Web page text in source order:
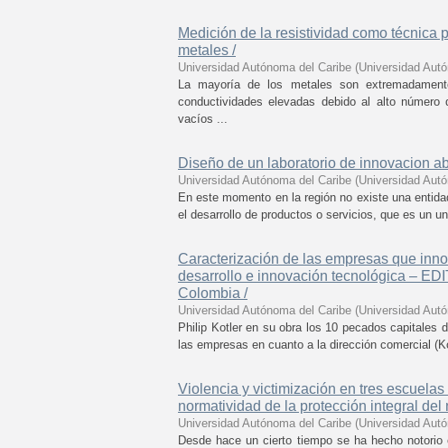
Medición de la resistividad como técnica
metales /
Universidad Autónoma del Caribe (Universidad
La mayoría de los metales son
conductividades elevadas debido al alto
vacíos ...
Diseño de un laboratorio de innovacion
Universidad Autónoma del Caribe (Universidad
En este momento en la región no existe una
el desarrollo de productos o servicios, que es un
Caracterización de las empresas que
desarrollo e innovación tecnológica –
Colombia /
Universidad Autónoma del Caribe (Universidad
Philip Kotler en su obra los 10 pecados capitales
las empresas en cuanto a la dirección comercial
Violencia y victimización en tres
normatividad de la protección integral del
Universidad Autónoma del Caribe (Universidad
Desde hace un cierto tiempo se ha hecho